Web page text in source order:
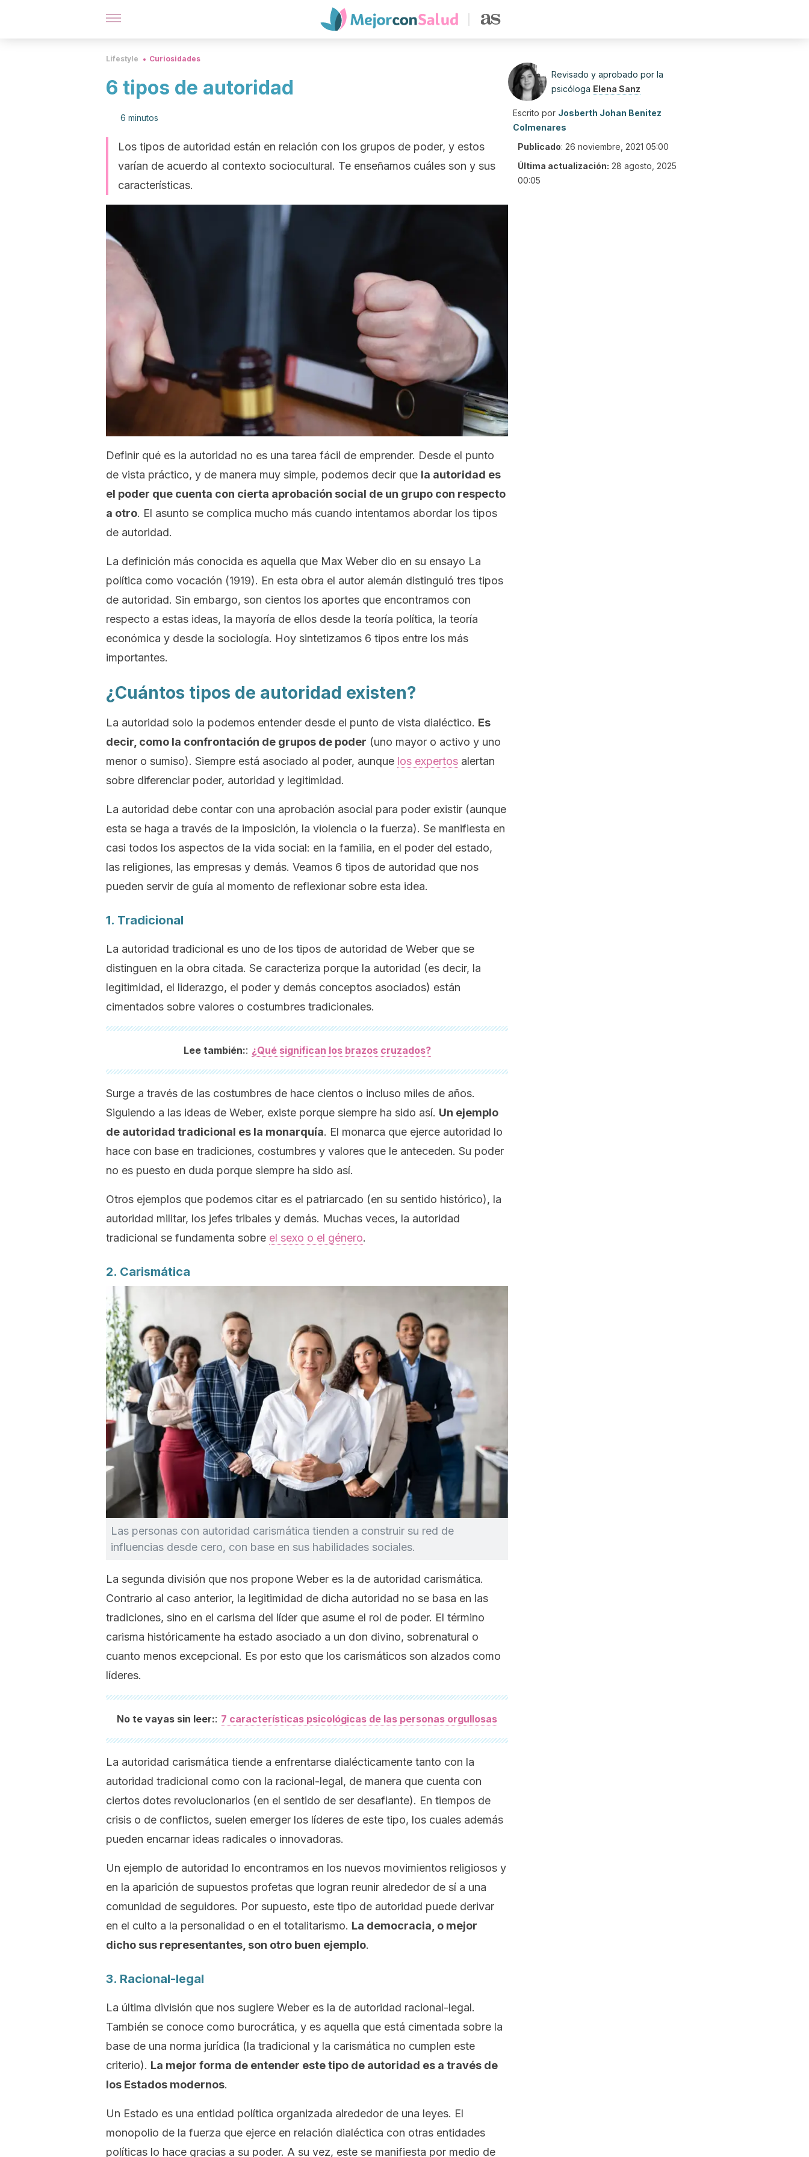
Lifestyle Curiosidades
6 tipos de autoridad
6 minutos
Los tipos de autoridad están en relación con los grupos de poder, y estos
varían de acuerdo al contexto sociocultural. Te enseñamos cuáles son y sus
características.
Definir qué es la autoridad no es una tarea fácil de emprender. Desde el punto
de vista práctico, y de manera muy simple, podemos decir que la autoridad es
el poder que cuenta con cierta aprobación social de un grupo con respecto
a otro. El asunto se complica mucho más cuando intentamos abordar los tipos
de autoridad.
La definición más conocida es aquella que Max Weber dio en su ensayo La
política como vocación (1919). En esta obra el autor alemán distinguió tres tipos
de autoridad. Sin embargo, son cientos los aportes que encontramos con
respecto a estas ideas, la mayoría de ellos desde la teoría política, la teoría
económica y desde la sociología. Hoy sintetizamos 6 tipos entre los más
importantes.
¿Cuántos tipos de autoridad existen?
La autoridad solo la podemos entender desde el punto de vista dialéctico. Es
decir, como la confrontación de grupos de poder (uno mayor o activo y uno
menor o sumiso). Siempre está asociado al poder, aunque los expertos alertan
sobre diferenciar poder, autoridad y legitimidad.
La autoridad debe contar con una aprobación asocial para poder existir (aunque
esta se haga a través de la imposición, la violencia o la fuerza). Se manifiesta en
casi todos los aspectos de la vida social: en la familia, en el poder del estado,
las religiones, las empresas y demás. Veamos 6 tipos de autoridad que nos
pueden servir de guía al momento de reflexionar sobre esta idea.
1. Tradicional
La autoridad tradicional es uno de los tipos de autoridad de Weber que se
distinguen en la obra citada. Se caracteriza porque la autoridad (es decir, la
legitimidad, el liderazgo, el poder y demás conceptos asociados) están
cimentados sobre valores o costumbres tradicionales.
Lee también:: ¿Qué significan los brazos cruzados?
Surge a través de las costumbres de hace cientos o incluso miles de años.
Siguiendo a las ideas de Weber, existe porque siempre ha sido así. Un ejemplo
de autoridad tradicional es la monarquía. El monarca que ejerce autoridad lo
hace con base en tradiciones, costumbres y valores que le anteceden. Su poder
no es puesto en duda porque siempre ha sido así.
Otros ejemplos que podemos citar es el patriarcado (en su sentido histórico), la
autoridad militar, los jefes tribales y demás. Muchas veces, la autoridad
tradicional se fundamenta sobre el sexo o el género.
2. Carismática
Las personas con autoridad carismática tienden a construir su red de
influencias desde cero, con base en sus habilidades sociales.
La segunda división que nos propone Weber es la de autoridad carismática.
Contrario al caso anterior, la legitimidad de dicha autoridad no se basa en las
tradiciones, sino en el carisma del líder que asume el rol de poder. El término
carisma históricamente ha estado asociado a un don divino, sobrenatural o
cuanto menos excepcional. Es por esto que los carismáticos son alzados como
líderes.
No te vayas sin leer:: 7 características psicológicas de las personas orgullosas
La autoridad carismática tiende a enfrentarse dialécticamente tanto con la
autoridad tradicional como con la racional-legal, de manera que cuenta con
ciertos dotes revolucionarios (en el sentido de ser desafiante). En tiempos de
crisis o de conflictos, suelen emerger los líderes de este tipo, los cuales además
pueden encarnar ideas radicales o innovadoras.
Un ejemplo de autoridad lo encontramos en los nuevos movimientos religiosos y
en la aparición de supuestos profetas que logran reunir alrededor de sí a una
comunidad de seguidores. Por supuesto, este tipo de autoridad puede derivar
en el culto a la personalidad o en el totalitarismo. La democracia, o mejor
dicho sus representantes, son otro buen ejemplo.
3. Racional-legal
La última división que nos sugiere Weber es la de autoridad racional-legal.
También se conoce como burocrática, y es aquella que está cimentada sobre la
base de una norma jurídica (la tradicional y la carismática no cumplen este
criterio). La mejor forma de entender este tipo de autoridad es a través de
los Estados modernos.
Un Estado es una entidad política organizada alrededor de una leyes. El
monopolio de la fuerza que ejerce en relación dialéctica con otras entidades
políticas lo hace gracias a su poder. A su vez, este se manifiesta por medio de
Revisado y aprobado por la
psicóloga Elena Sanz
Escrito por Josberth Johan Benitez
Colmenares
Publicado: 26 noviembre, 2021 05:00
Última actualización: 28 agosto, 2025
00:05